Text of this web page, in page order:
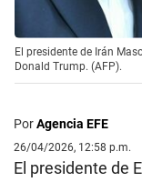
El presidente de Irán
Donald Trump. (AFP).
PorAgencia EFE
26/04/2026, 12:58 p.m.
El presidente de